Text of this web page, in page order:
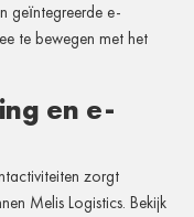
geïntegreerde e-
te bewegen met het
en e-
zorgt
Melis Logistics. Bekijk